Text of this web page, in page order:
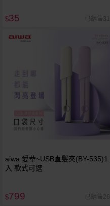
$35 已銷售31
aiwa 愛華~USB直髮夾(BY-535)1
入 款式可選
$799 已銷售26